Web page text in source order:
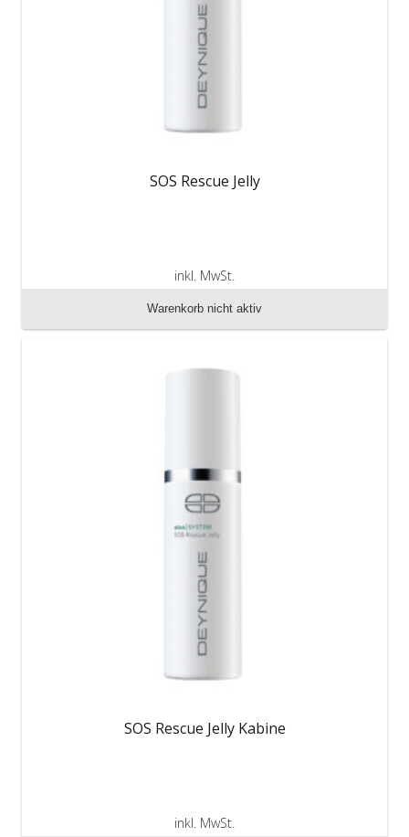
SOS Rescue Jelly
inkl. MwSt.
zzgl. Versandkosten
Warenkorb nicht aktiv
SOS Rescue Jelly Kabine
inkl. MwSt.